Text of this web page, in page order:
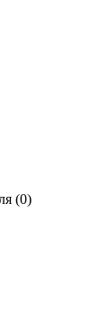
(0)